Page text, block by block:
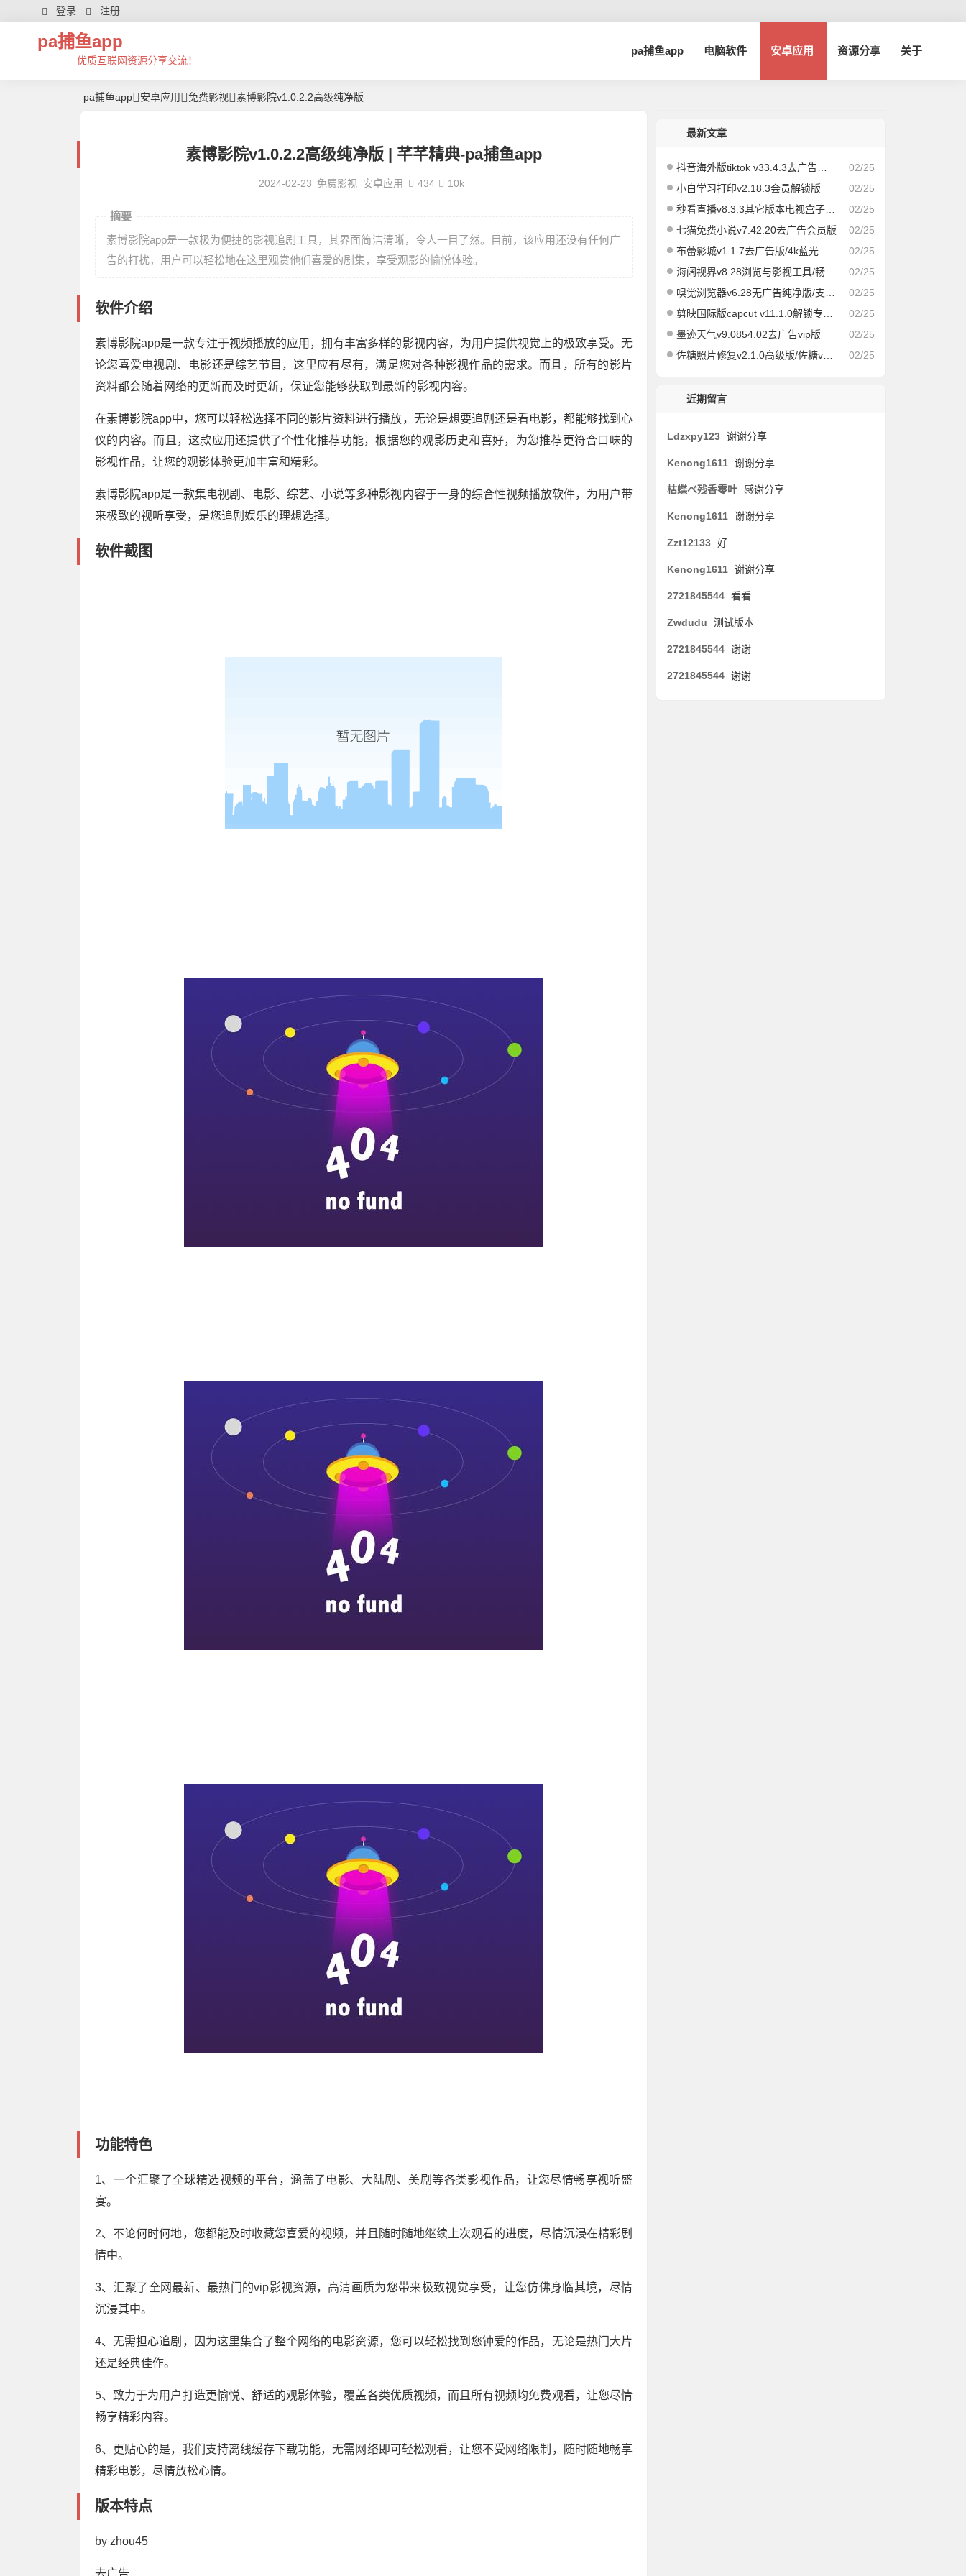
登录 注册
pa捕鱼app
优质互联网资源分享交流！
pa捕鱼app 电脑软件 安卓应用 资源分享 关于
pa捕鱼app 安卓应用 免费影视 素博影院v1.0.2.2高级纯净版
素博影院v1.0.2.2高级纯净版 | 芊芊精典-pa捕鱼app
2024-02-23 免费影视 安卓应用 434 10k
摘要
素博影院app是一款极为便捷的影视追剧工具，其界面简洁清晰，令人一目了然。目前，该应用还没有任何广
告的打扰，用户可以轻松地在这里观赏他们喜爱的剧集，享受观影的愉悦体验。
软件介绍
素博影院app是一款专注于视频播放的应用，拥有丰富多样的影视内容，为用户提供视觉上的极致享受。无
论您喜爱电视剧、电影还是综艺节目，这里应有尽有，满足您对各种影视作品的需求。而且，所有的影片
资料都会随着网络的更新而及时更新，保证您能够获取到最新的影视内容。
在素博影院app中，您可以轻松选择不同的影片资料进行播放，无论是想要追剧还是看电影，都能够找到心
仪的内容。而且，这款应用还提供了个性化推荐功能，根据您的观影历史和喜好，为您推荐更符合口味的
影视作品，让您的观影体验更加丰富和精彩。
素博影院app是一款集电视剧、电影、综艺、小说等多种影视内容于一身的综合性视频播放软件，为用户带
来极致的视听享受，是您追剧娱乐的理想选择。
软件截图
功能特色
1、一个汇聚了全球精选视频的平台，涵盖了电影、大陆剧、美剧等各类影视作品，让您尽情畅享视听盛
宴。
2、不论何时何地，您都能及时收藏您喜爱的视频，并且随时随地继续上次观看的进度，尽情沉浸在精彩剧
情中。
3、汇聚了全网最新、最热门的vip影视资源，高清画质为您带来极致视觉享受，让您仿佛身临其境，尽情
沉浸其中。
4、无需担心追剧，因为这里集合了整个网络的电影资源，您可以轻松找到您钟爱的作品，无论是热门大片
还是经典佳作。
5、致力于为用户打造更愉悦、舒适的观影体验，覆盖各类优质视频，而且所有视频均免费观看，让您尽情
畅享精彩内容。
6、更贴心的是，我们支持离线缓存下载功能，无需网络即可轻松观看，让您不受网络限制，随时随地畅享
精彩电影，尽情放松心情。
版本特点
by zhou45
去广告
最新文章
02/25
抖音海外版tiktok v33.4.3去广告解除封锁版
02/25
小白学习打印v2.18.3会员解锁版
02/25
秒看直播v8.3.3其它版本电视盒子版|速度飞快，即点即播
02/25
七猫免费小说v7.42.20去广告会员版
02/25
布蕾影城v1.1.7去广告版/4k蓝光画质秒播
02/25
海阔视界v8.28浏览与影视工具/畅享全网/精品影视
02/25
嗅觉浏览器v6.28无广告纯净版/支持安装插件
02/25
剪映国际版capcut v11.1.0解锁专业版
02/25
墨迹天气v9.0854.02去广告vip版
02/25
佐糖照片修复v2.1.0高级版/佐糖v1.6.6会员解锁版
近期留言
Ldzxpy123 谢谢分享
Kenong1611 谢谢分享
枯蝶べ残香零叶 感谢分享
Kenong1611 谢谢分享
Zzt12133 好
Kenong1611 谢谢分享
2721845544 看看
Zwdudu 测试版本
2721845544 谢谢
2721845544 谢谢